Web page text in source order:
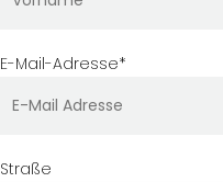
E-Mail-Adresse*
Straße